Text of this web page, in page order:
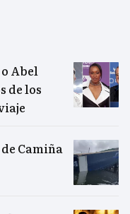
Abel
de los
Camiña